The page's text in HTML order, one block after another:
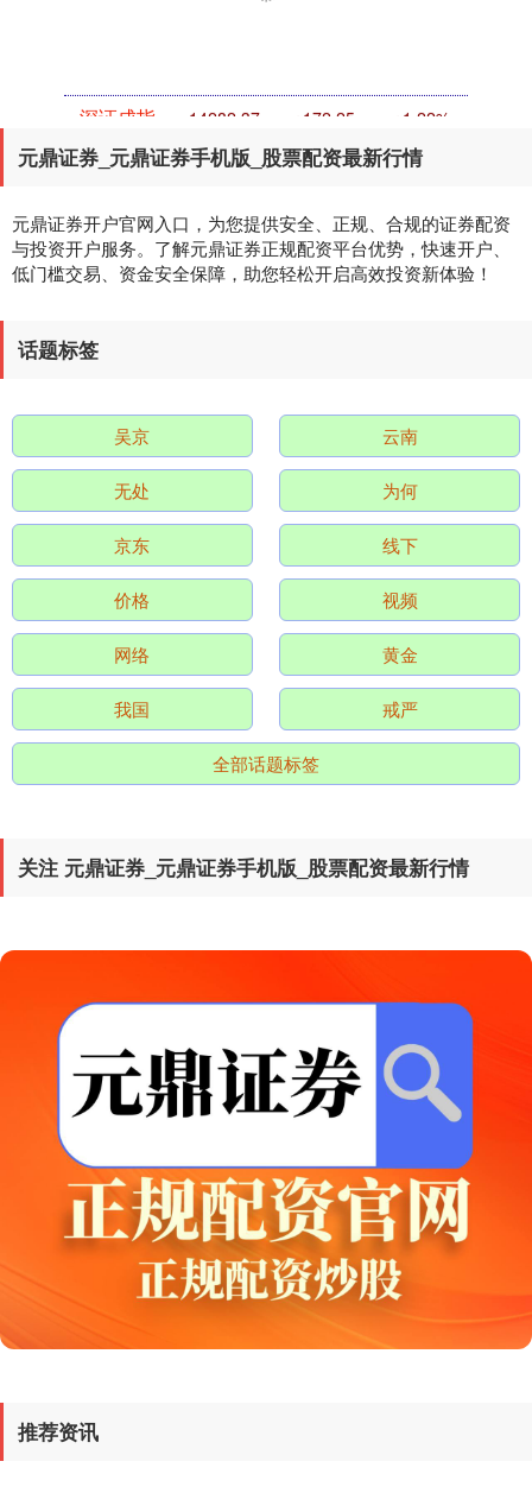
北证50 1122.48 -0.39 -0.04%
创业板指 3577.96 +62.40 +1.77%
基金指数 7236.29 +6.49 +0.09%
元鼎证券_元鼎证券手机版_股票配资最新行情
元鼎证券开户官网入口，为您提供安全、正规、合规的证券配资
与投资开户服务。了解元鼎证券正规配资平台优势，快速开户、
低门槛交易、资金安全保障，助您轻松开启高效投资新体验！
话题标签
吴京 云南
无处 为何
京东 线下
价格 视频
网络 黄金
我国 戒严
全部话题标签
关注 元鼎证券_元鼎证券手机版_股票配资最新行情
推荐资讯